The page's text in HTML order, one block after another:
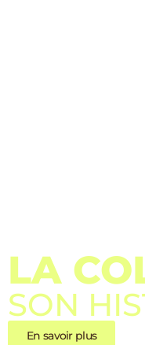
LA
SON
En savoir plus